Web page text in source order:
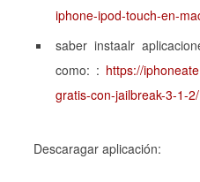
iphone-ipod-touch-en-
saber instaalr
como: : https://
gratis-con-jailbreak-3-1-2/
Descaragar aplicación: